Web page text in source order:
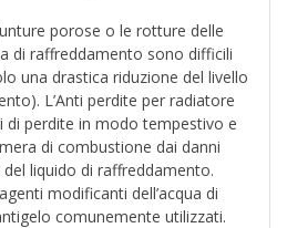
porose o le rotture delle
di raffreddamento sono difficili
una drastica riduzione del livello
L’Anti perdite per radiatore
di perdite in modo tempestivo e
di combustione dai danni
liquido di raffreddamento.
modificanti dell’acqua di
comunemente utilizzati.